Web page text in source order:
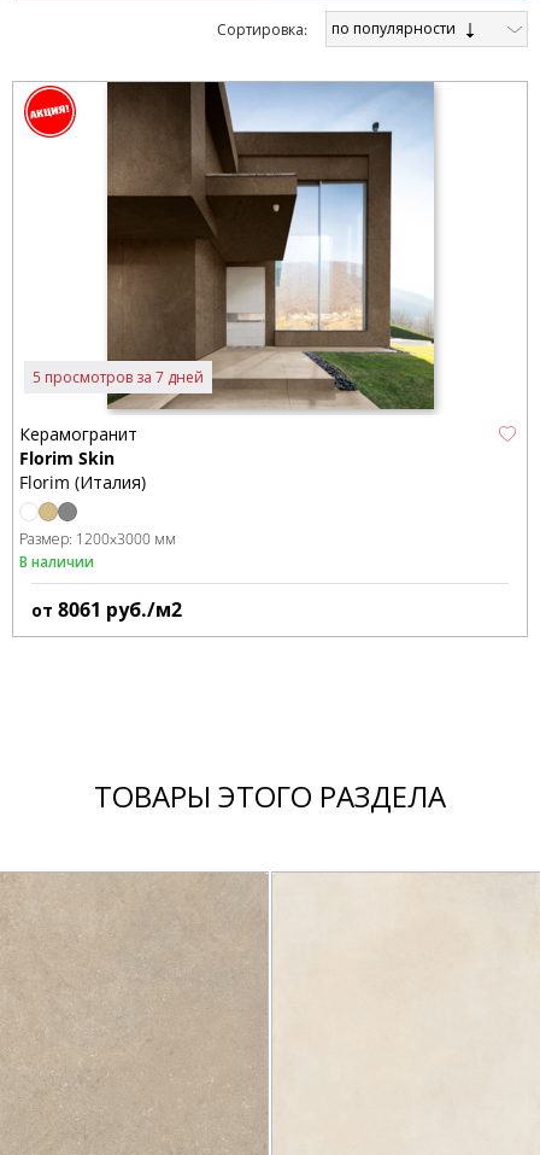
Cортировка: по популярности
5 просмотров за 7 дней
Керамогранит
Florim Skin
Florim (Италия)
Размер: 1200x3000 мм
В наличии
от 8061 руб./м2
ТОВАРЫ ЭТОГО РАЗДЕЛА